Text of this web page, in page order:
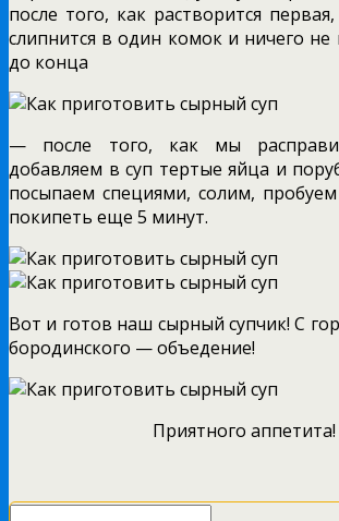
после того, как растворится
слипнится в один комок и ничего не
до конца
— после того, как мы
добавляем в суп тертые яйца и
посыпаем специями, солим,
покипеть еще 5 минут.
Вот и готов наш сырный супчик! С
бородинского — объедение!
Приятного аппетита!